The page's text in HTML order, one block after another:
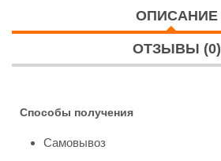
ОПИСАНИЕ
ОТЗЫВЫ (0)
Способы получения
Самовывоз